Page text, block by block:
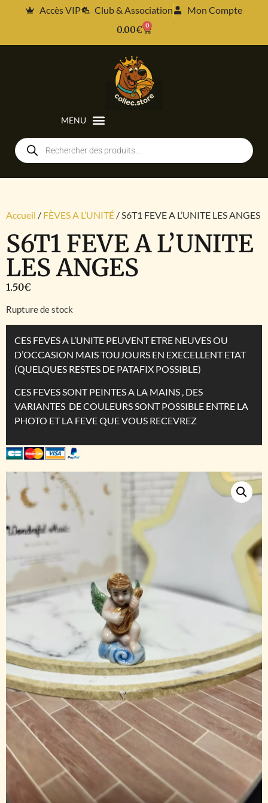
Accès VIP Club & Association
Mon Compte
0.00€ 0
Accueil / FÈVES A L’UNITÉ / S6T1 FEVE A L’UNITE LES ANGES
S6T1 FEVE A L’UNITE
LES ANGES
1.50€
Rupture de stock
CES FEVES A L’UNITE PEUVENT ETRE NEUVES OU
D’OCCASION MAIS TOUJOURS EN EXECELLENT ETAT
(QUELQUES RESTES DE PATAFIX POSSIBLE)
CES FEVES SONT PEINTES A LA MAINS , DES
VARIANTES DE COULEURS SONT POSSIBLE ENTRE LA
PHOTO ET LA FEVE QUE VOUS RECEVREZ